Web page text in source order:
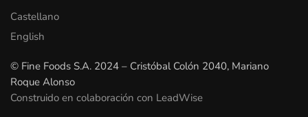
Castellano
English
© Fine Foods S.A. 2024 – Cristóbal Colón 2040, Mariano
Roque Alonso
Construido en colaboración con LeadWise